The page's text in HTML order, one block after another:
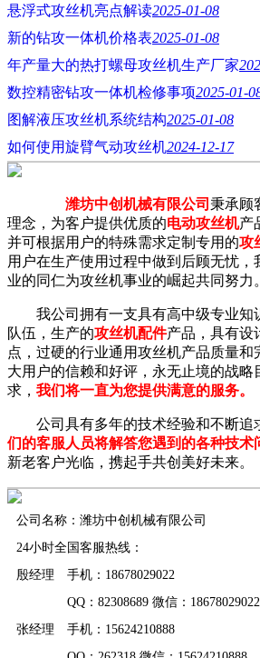
悬浮式攻丝机亮点解读2025-01-08
新的钻攻一体机价格表2025-01-08
年产量大的热打螺母攻丝机生产厂家
数控精密钻攻一体机检修事项2025-01-
图解液压攻丝机系统结构2025-01-08
如何使用旋臂气动攻丝机2024-12-17
潍坊中创机械有限公司 秉承顾
理念，为客户提供优质的电动攻丝机产
并可根据用户的特殊需求定制专用的攻
用户在生产使用过程中做到后顾无忧
业的同仁为攻丝机事业的崛起共同努力。
我公司拥有一支具有高中级专业知
队伍，生产的攻丝机配件产品，具有设
点，过硬的行业通用攻丝机产品质量
大用户的信赖和好评，永无止境的战略
求， 我们将一直为您提供满意的服务。
公司具有多年的技术经验和不断追
们的客服人员将解答您遇到的各种技术
新老客户光临，携起手共创美好未来。
公司名称：潍坊中创机械有限公司
24小时全国客服热线：
殷经理 手机：18678029022
QQ：82308689 微信：18678029022
张经理 手机：15624210888